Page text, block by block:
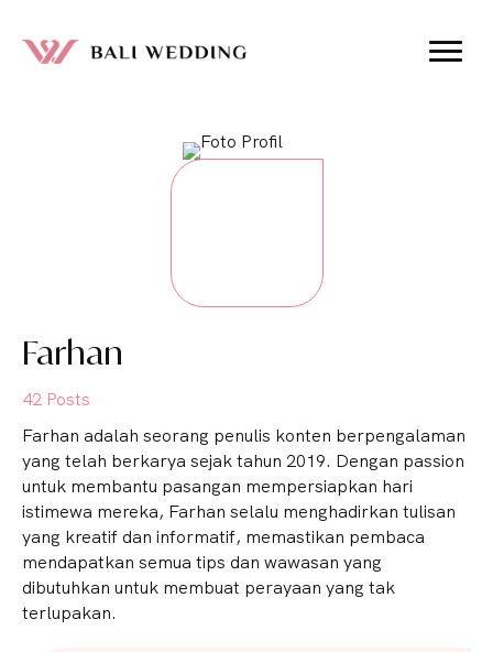
Farhan
42 Posts
Farhan adalah seorang penulis konten berpengalaman
yang telah berkarya sejak tahun 2019. Dengan passion
untuk membantu pasangan mempersiapkan hari
istimewa mereka, Farhan selalu menghadirkan tulisan
yang kreatif dan informatif, memastikan pembaca
mendapatkan semua tips dan wawasan yang
dibutuhkan untuk membuat perayaan yang tak
terlupakan.